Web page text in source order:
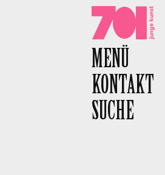
701 e.V.
MENÜ
KONTAKT
SUCHE